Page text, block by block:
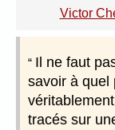
Victor
Il ne faut
savoir à quel
tracés sur